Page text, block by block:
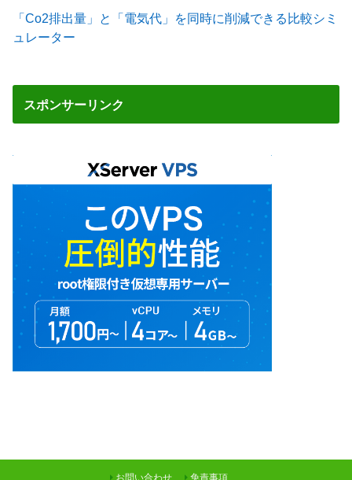
「Co2排出量」と「電気代」を同時に削減できる比較シミ
ュレーター
スポンサーリンク
お問い合わせ 免責事項